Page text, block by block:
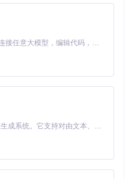
从文档解析到智能问
档格式，包括PDF、DOC
机制，先提取文本、图片、
理，最终形成统一的内容表
LaTeX公式和复杂表格的识
上。
Claude Code 的开源替代方案。连接任意大模型，编辑代码，运行命令，自动验证 — 全自动执行。用 Rust 构建，极致性能。 ｜ An open-source alternative to Claude Code. Connect any LLM, edit code, run commands, and verify changes — autonomously. Built in Rust for speed. Get Started
MiniMax H3 是一个通用的全模态生成系统。它支持对由文本、图像、视频和音频组成的多模态上下文进行统一理解，并能生成分辨率高达 2K、时长可达 15 秒的带原生立体声音频的视频。得益于面向任务泛化的系统设计，H3 在预训练阶段就已具备广泛的多模态上下文理解与生成能力，能够出色地执行复杂的多模态指令。